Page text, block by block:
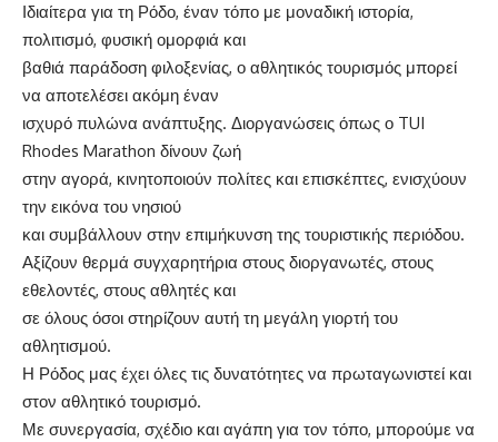
Ιδιαίτερα για τη Ρόδο, έναν τόπο με μοναδική ιστορία,
πολιτισμό, φυσική ομορφιά και
βαθιά παράδοση φιλοξενίας, ο αθλητικός τουρισμός μπορεί
να αποτελέσει ακόμη έναν
ισχυρό πυλώνα ανάπτυξης. Διοργανώσεις όπως ο TUI
Rhodes Marathon δίνουν ζωή
στην αγορά, κινητοποιούν πολίτες και επισκέπτες, ενισχύουν
την εικόνα του νησιού
και συμβάλλουν στην επιμήκυνση της τουριστικής περιόδου.
Αξίζουν θερμά συγχαρητήρια στους διοργανωτές, στους
εθελοντές, στους αθλητές και
σε όλους όσοι στηρίζουν αυτή τη μεγάλη γιορτή του
αθλητισμού.
Η Ρόδος μας έχει όλες τις δυνατότητες να πρωταγωνιστεί και
στον αθλητικό τουρισμό.
Με συνεργασία, σχέδιο και αγάπη για τον τόπο, μπορούμε να